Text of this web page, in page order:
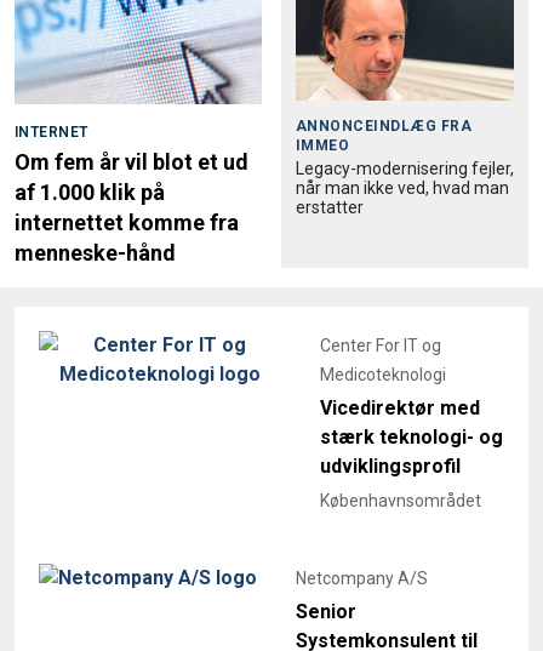
INTERNET
Om fem år vil blot et ud
af 1.000 klik på
internettet komme fra
menneske-hånd
ANNONCEINDLÆG FRA
IMMEO
Legacy-modernisering fejler,
når man ikke ved, hvad man
erstatter
Center For IT og
Medicoteknologi
Vicedirektør med
stærk teknologi- og
udviklingsprofil
Københavnsområdet
Netcompany A/S
Senior
Systemkonsulent til